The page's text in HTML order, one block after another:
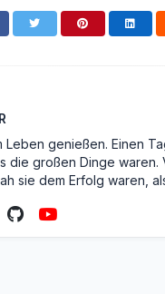
Leben genießen. Einen
die großen Dinge
sie dem Erfolg waren,